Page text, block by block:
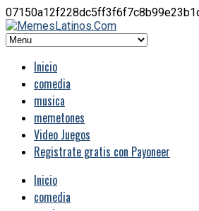
Inicio
comedia
musica
memetones
Video Juegos
Registrate gratis con Payoneer
Inicio
comedia